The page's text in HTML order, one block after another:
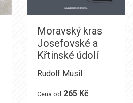
Moravský kras
Josefovské a
Křtinské údolí
Rudolf Musil
Cena od 265 Kč